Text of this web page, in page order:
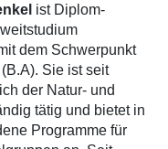
ist Diplom-
dem Schwerpunkt
Sie ist seit
der Natur- und
tätig und bietet in
Programme für